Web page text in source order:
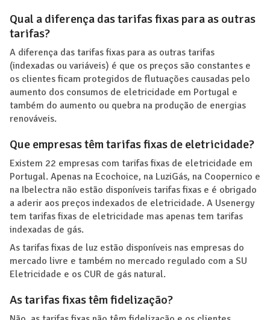
Qual a diferença das tarifas fixas para as outras
tarifas?
A diferença das tarifas fixas para as outras tarifas
(indexadas ou variáveis) é que os preços são constantes e
os clientes ficam protegidos de flutuações causadas pelo
aumento dos consumos de eletricidade em Portugal e
também do aumento ou quebra na produção de energias
renováveis.
Que empresas têm tarifas fixas de eletricidade?
Existem 22 empresas com tarifas fixas de eletricidade em
Portugal. Apenas na Ecochoice, na LuziGás, na Coopernico e
na Ibelectra não estão disponíveis tarifas fixas e é obrigado
a aderir aos preços indexados de eletricidade. A Usenergy
tem tarifas fixas de eletricidade mas apenas tem tarifas
indexadas de gás.
As tarifas fixas de luz estão disponíveis nas empresas do
mercado livre e também no mercado regulado com a SU
Eletricidade e os CUR de gás natural.
As tarifas fixas têm fidelização?